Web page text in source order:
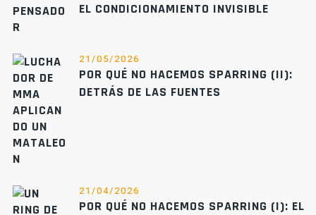
EL CONDICIONAMIENTO INVISIBLE
21/05/2026
POR QUÉ NO HACEMOS SPARRING (II):
DETRÁS DE LAS FUENTES
21/04/2026
POR QUÉ NO HACEMOS SPARRING (I): EL